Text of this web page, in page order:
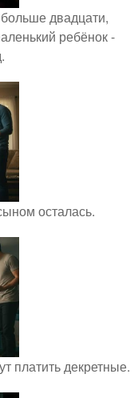
двадцати,
ребёнок -
осталась.
платить декретные.